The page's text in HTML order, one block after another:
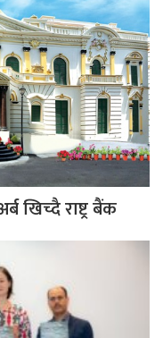
खिच्दै राष्ट्र बैंक